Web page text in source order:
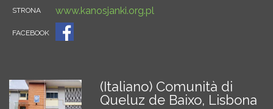
STRONA www.kanosjanki.org.pl
FACEBOOK
(Italiano) Comunità di
Queluz de Baixo, Lisbona